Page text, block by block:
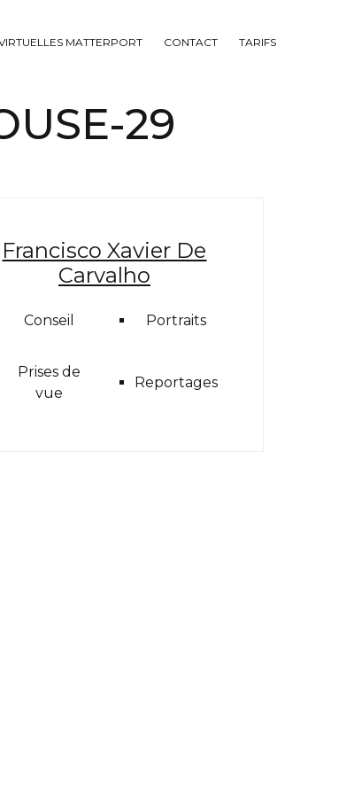
MATTERPORT CONTACT TARIFS
29
Francisco Xavier De
Carvalho
Conseil Portraits
Prises de
vue
Reportages